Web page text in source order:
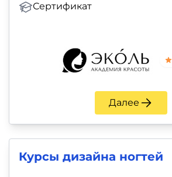
Сертификат
Далее
Курсы дизайна ногтей
Тесты
профориентацию